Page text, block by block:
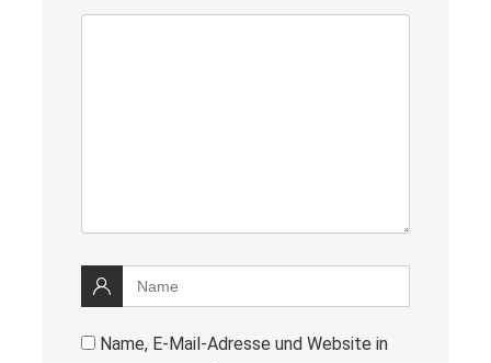
Name, E-Mail-Adresse und Website in